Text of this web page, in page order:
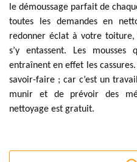
le démoussage parfait de
toutes les demandes en
redonner éclat à votre
s’y entassent. Les
entraînent en effet les
savoir-faire ; car c’est un
munir et de prévoir des
nettoyage est gratuit.